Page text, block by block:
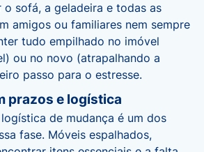
o sofá, a geladeira e todas as
amigos ou familiares nem sempre
tudo empilhado no imóvel
ou no novo (atrapalhando a
passo para o estresse.
prazos e logística
de mudança é um dos
fase. Móveis espalhados,